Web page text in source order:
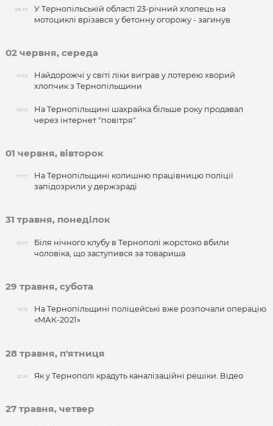
08:45
У Тернопільській області 23-річний хлопець на
мотоциклі врізався у бетонну огорожу - загинув
02 червня, середа
13:03
Найдорожчі у світі ліки виграв у лотерею хворий
хлопчик з Тернопільщини
09:12
На Тернопільщині шахрайка більше року продавал
через інтернет "повітря"
01 червня, вівторок
17:07
На Тернопільщині колишню працівницю поліції
запідозрили у держзраді
31 травня, понеділок
16:07
Біля нічного клубу в Тернополі жорстоко вбили
чоловіка, що заступився за товариша
29 травня, субота
16:16
На Тернопільщині поліцейські вже розпочали операцію
«МАК-2021»
28 травня, п'ятниця
12:26 Як у Тернополі крадуть каналізаційні решіки. Відео
27 травня, четвер